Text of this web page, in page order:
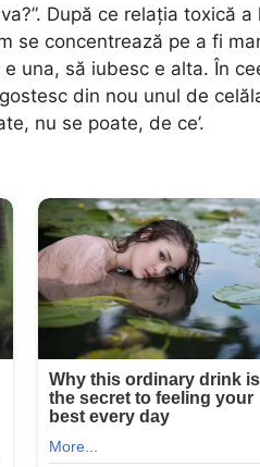
După ce relația toxică
se concentrează pe a fi
una, să iubesc e alta. În
din nou unul de
nu se poate, de ce’.